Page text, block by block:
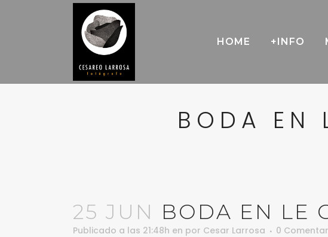
HOME +INFO
BODA EN
25 JUN BODA EN LE
Publicado a las 21:48h en por Cesar Larrosa 0